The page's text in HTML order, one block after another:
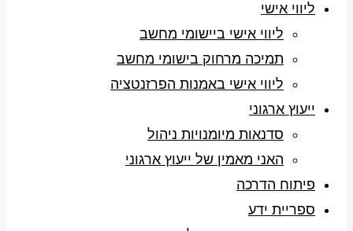
ליווי אישי
ליווי אישי ביישומי מחשב
תמיכה מרחוק בישומי מחשב
ליווי אישי באמנות הפרזנטציה
ייעוץ ארגוני
סדנאות מיומנויות ניהול
האני מאמין של ייעוץ ארגוני
פיתוח הדרכה
ספריית ידע